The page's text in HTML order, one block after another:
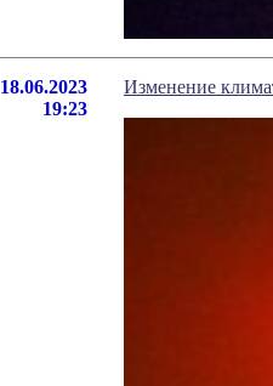
18.06.2023
19:23
Изменение